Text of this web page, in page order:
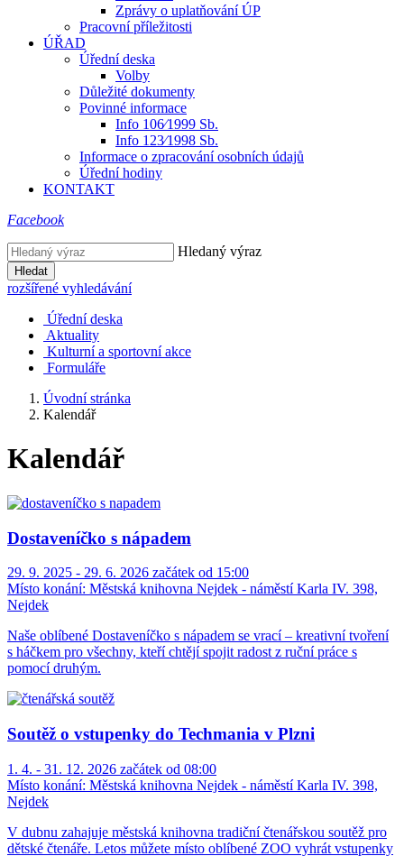
Zprávy o uplatňování ÚP
Pracovní příležitosti
ÚŘAD
Úřední deska
Volby
Důležité dokumenty
Povinné informace
Info 106⁄1999 Sb.
Info 123⁄1998 Sb.
Informace o zpracování osobních údajů
Úřední hodiny
KONTAKT
Facebook
Hledaný výraz
Hledat
rozšířené vyhledávání
Úřední deska
Aktuality
Kulturní a sportovní akce
Formuláře
Úvodní stránka
Kalendář
Kalendář
Dostaveníčko s nápadem
29. 9. 2025 - 29. 6. 2026 začátek od 15:00
Místo konání: Městská knihovna Nejdek - náměstí Karla IV. 398,
Nejdek
Naše oblíbené Dostaveníčko s nápadem se vrací – kreativní tvoření
s háčkem pro všechny, kteří chtějí spojit radost z ruční práce s
pomocí druhým.
Soutěž o vstupenky do Techmania v Plzni
1. 4. - 31. 12. 2026 začátek od 08:00
Místo konání: Městská knihovna Nejdek - náměstí Karla IV. 398,
Nejdek
V dubnu zahajuje městská knihovna tradiční čtenářskou soutěž pro
dětské čtenáře. Letos můžete místo oblíbené ZOO vyhrát vstupenky